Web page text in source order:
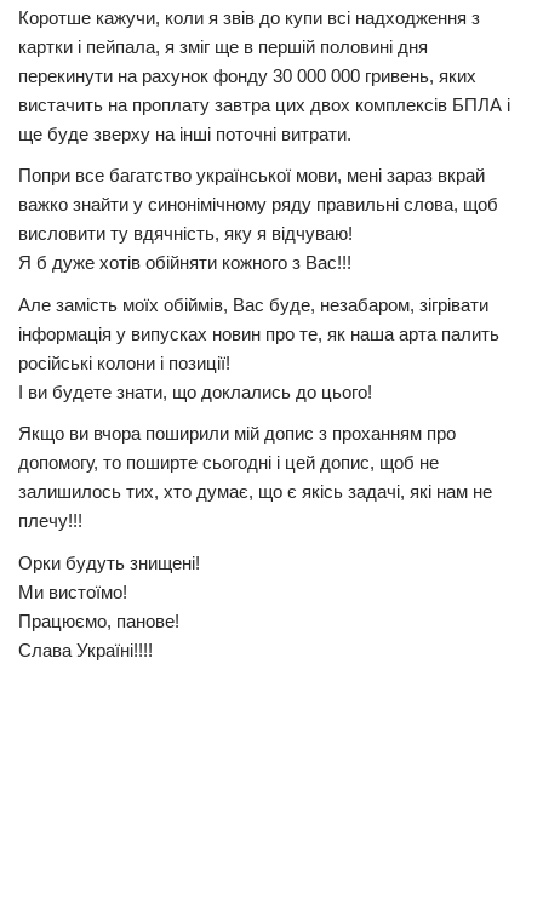
Коротше кажучи, коли я звів до купи всі надходження з
картки і пейпала, я зміг ще в першій половині дня
перекинути на рахунок фонду 30 000 000 гривень, яких
вистачить на проплату завтра цих двох комплексів БПЛА і
ще буде зверху на інші поточні витрати.
Попри все багатство української мови, мені зараз вкрай
важко знайти у синонімічному ряду правильні слова, щоб
висловити ту вдячність, яку я відчуваю!
Я б дуже хотів обійняти кожного з Вас!!!
Але замість моїх обіймів, Вас буде, незабаром, зігрівати
інформація у випусках новин про те, як наша арта палить
російські колони і позиції!
І ви будете знати, що доклались до цього!
Якщо ви вчора поширили мій допис з проханням про
допомогу, то поширте сьогодні і цей допис, щоб не
залишилось тих, хто думає, що є якісь задачі, які нам не
плечу!!!
Орки будуть знищені!
Ми вистоїмо!
Працюємо, панове!
Слава Україні!!!!